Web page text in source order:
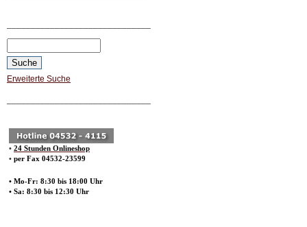
Erweiterte Suche
• 24 Stunden Onlineshop
• per Fax 04532-23599
• Mo-Fr: 8:30 bis 18:00 Uhr
• Sa: 8:30 bis 12:30 Uhr